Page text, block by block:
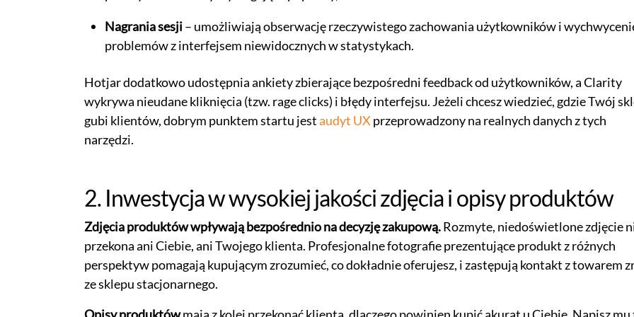
Nagrania sesji– umożliwiają obserwację rzeczywistego zachowania użytkowników i
problemów z interfejsem niewidocznych w statystykach.
Hotjar dodatkowo udostępnia ankiety zbierające bezpośredni feedback od użytkowników, a Clarity
wykrywa nieudane kliknięcia (tzw. rage clicks) i błędy interfejsu. Jeżeli chcesz wiedzieć, gdzie Twój
gubi klientów, dobrym punktem startu jestaudyt UX przeprowadzony na realnych danych z tych
narzędzi.
2. Inwestycja w wysokiej jakości zdjęcia i opisy produktów
Zdjęcia produktów wpływają bezpośrednio na decyzję zakupową.Rozmyte, niedoświetlone zdjęcie
przekona ani Ciebie, ani Twojego klienta. Profesjonalne fotografie prezentujące produkt z różnych
perspektyw pomagają kupującym zrozumieć, co dokładnie oferujesz, i zastępują kontakt z towarem
ze sklepu stacjonarnego.